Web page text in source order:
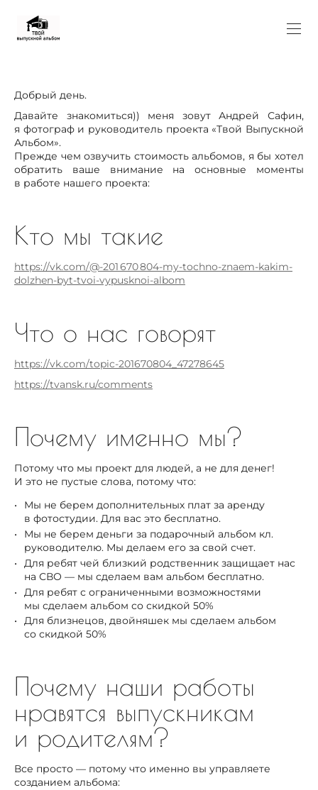
Добрый день.
Давайте знакомиться)) меня зовут Андрей Сафин,
я фотограф и руководитель проекта «Твой Выпускной
Альбом».
Прежде чем озвучить стоимость альбомов, я бы хотел
обратить ваше внимание на основные моменты
в работе нашего проекта:
Кто мы такие
https://vk.com/@-201 670 804-my-tochno-znaem-kakim-
dolzhen-byt-tvoi-vypusknoi-albom
Что о нас говорят
https://vk.com/topic-201670804_47278645
https://tvansk.ru/comments
Почему именно мы?
Потому что мы проект для людей, а не для денег!
И это не пустые слова, потому что:
Мы не берем дополнительных плат за аренду
в фотостудии. Для вас это бесплатно.
Мы не берем деньги за подарочный альбом кл.
руководителю. Мы делаем его за свой счет.
Для ребят чей близкий родственник защищает нас
на СВО — мы сделаем вам альбом бесплатно.
Для ребят с ограниченными возможностями
мы сделаем альбом со скидкой 50%
Для близнецов, двойняшек мы сделаем альбом
со скидкой 50%
Почему наши работы
нравятся выпускникам
и родителям?
Все просто — потому что именно вы управляете
созданием альбома: